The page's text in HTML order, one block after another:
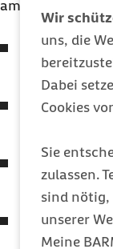
Wir
uns, die
Dabei
Cookies
Sie
zulassen.
sind nötig,
unserer
Meine
am Arbeitsplatz
Stellen Sie
Handy
Verlegen
Definieren
Bitten Sie
für